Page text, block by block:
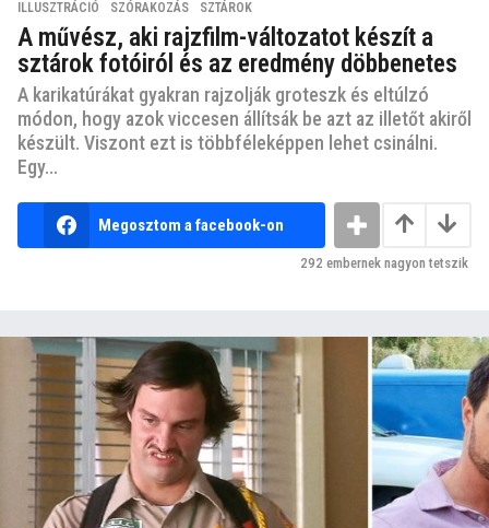
ILLUSZTRÁCIÓ ,SZÓRAKOZÁS ,SZTÁROK
A művész, aki rajzfilm-változatot készít a
sztárok fotóiról és az eredmény döbbenetes
A karikatúrákat gyakran rajzolják groteszk és eltúlzó
módon, hogy azok viccesen állítsák be azt az illetőt akiről
készült. Viszont ezt is többféleképpen lehet csinálni.
Egy...
Megosztom a facebook-on
292 embernek nagyon tetszik